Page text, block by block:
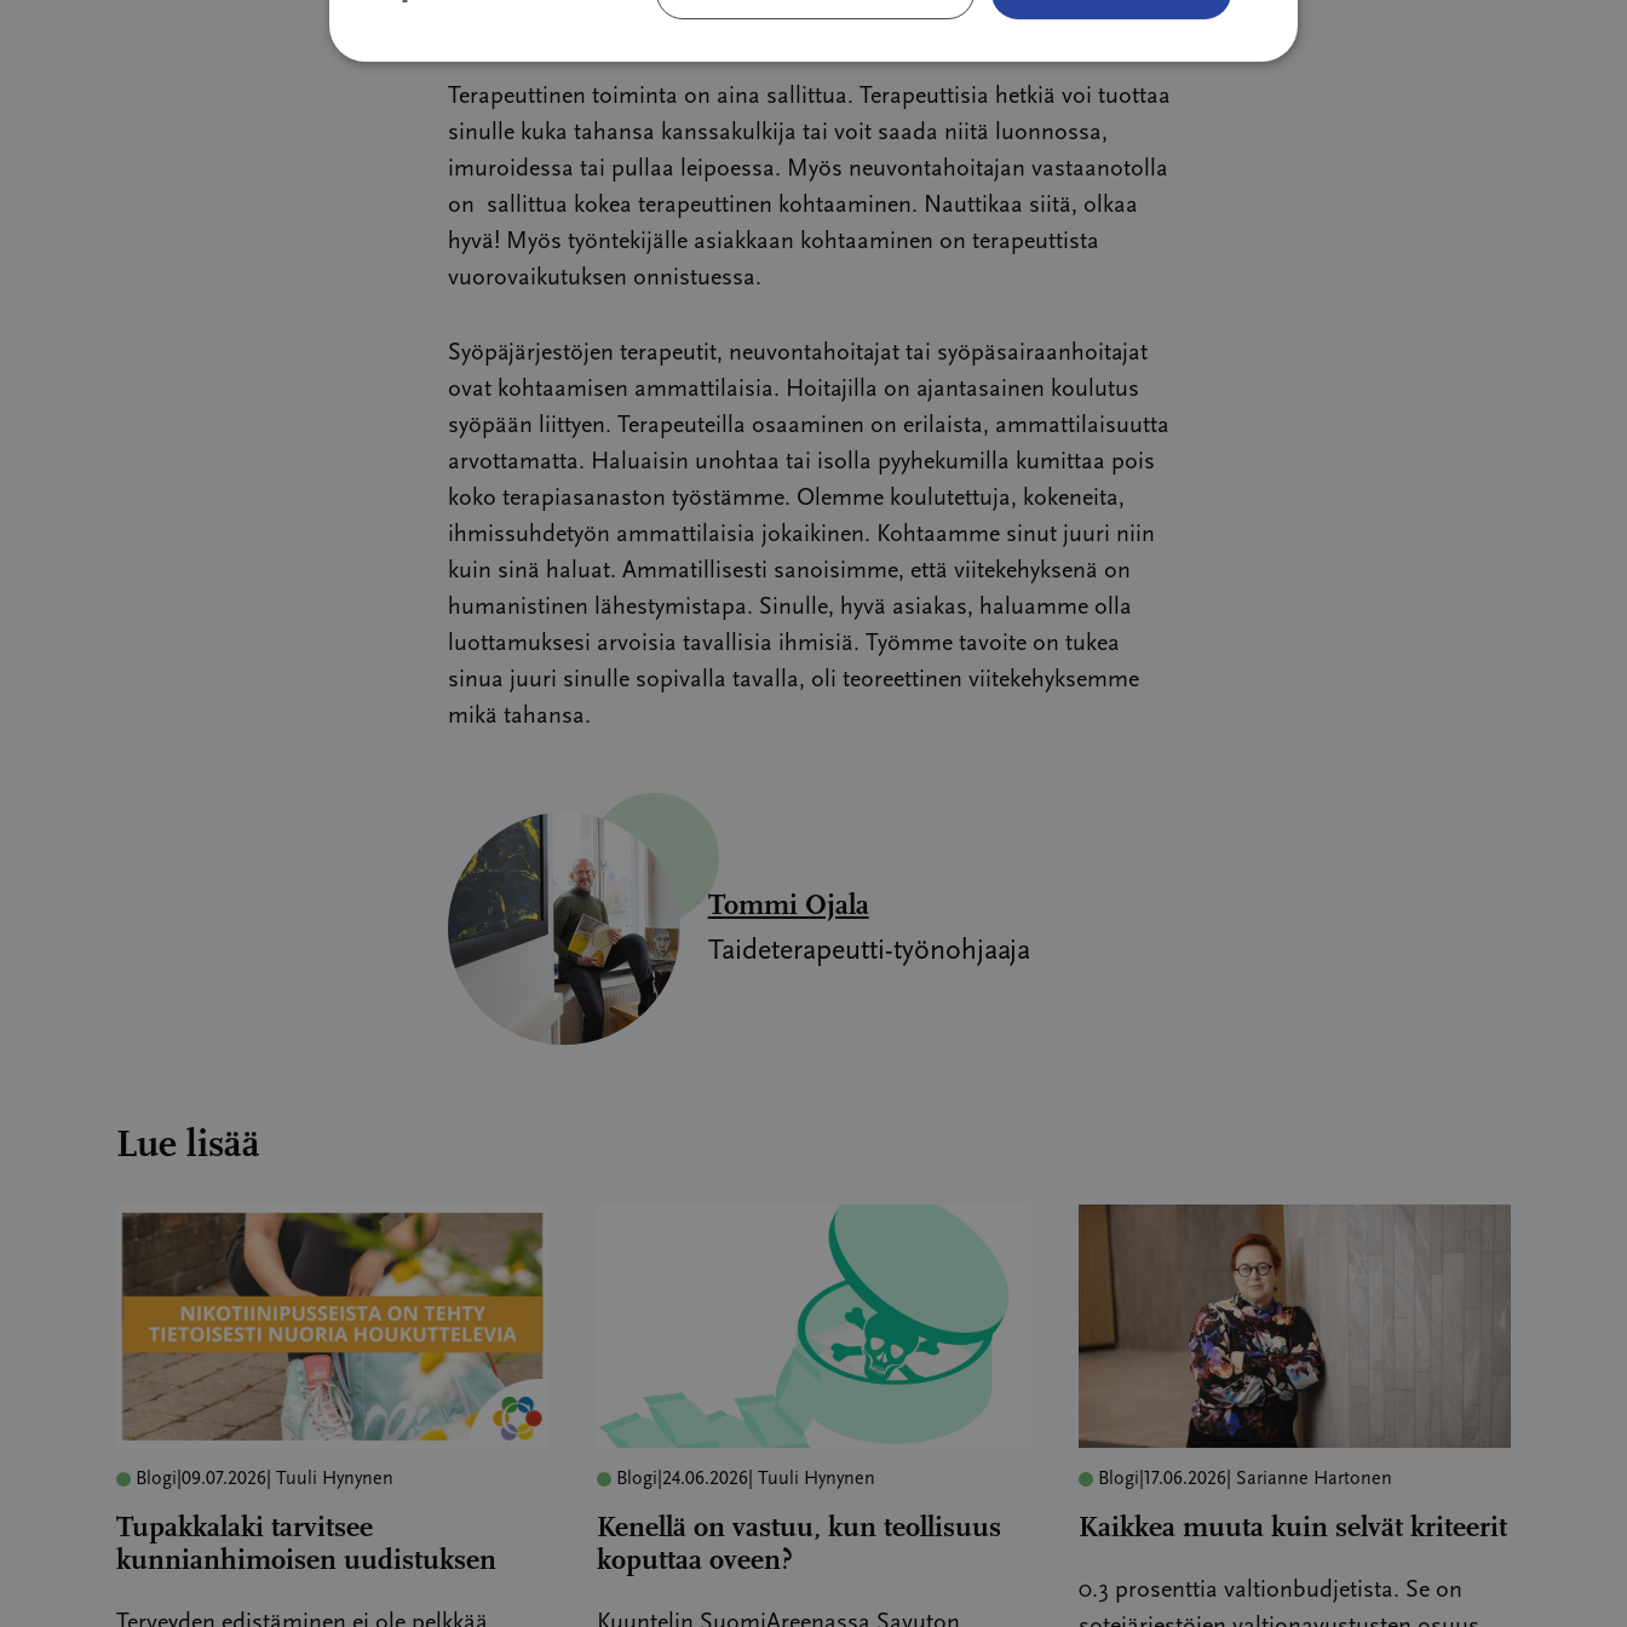
riisu sinua alasti tai analysoi sinua sarjamurhaajaksi.
Terapeuttinen toiminta on aina sallittua. Terapeuttisia hetkiä voi tuottaa
sinulle kuka tahansa kanssakulkija tai voit saada niitä luonnossa,
imuroidessa tai pullaa leipoessa. Myös neuvontahoitajan vastaanotolla
on sallittua kokea terapeuttinen kohtaaminen. Nauttikaa siitä, olkaa
hyvä! Myös työntekijälle asiakkaan kohtaaminen on terapeuttista
vuorovaikutuksen onnistuessa.
Syöpäjärjestöjen terapeutit, neuvontahoitajat tai syöpäsairaanhoitajat
ovat kohtaamisen ammattilaisia. Hoitajilla on ajantasainen koulutus
syöpään liittyen. Terapeuteilla osaaminen on erilaista, ammattilaisuutta
arvottamatta. Haluaisin unohtaa tai isolla pyyhekumilla kumittaa pois
koko terapiasanaston työstämme. Olemme koulutettuja, kokeneita,
ihmissuhdetyön ammattilaisia jokaikinen. Kohtaamme sinut juuri niin
kuin sinä haluat. Ammatillisesti sanoisimme, että viitekehyksenä on
humanistinen lähestymistapa. Sinulle, hyvä asiakas, haluamme olla
luottamuksesi arvoisia tavallisia ihmisiä. Työmme tavoite on tukea
sinua juuri sinulle sopivalla tavalla, oli teoreettinen viitekehyksemme
mikä tahansa.
Tommi Ojala
Taideterapeutti-työnohjaaja
Lue lisää
Blogi 09.07.2026 | Tuuli Hynynen
Tupakkalaki tarvitsee
kunnianhimoisen uudistuksen
Blogi 24.06.2026 | Tuuli Hynynen
Kenellä on vastuu, kun teollisuus
koputtaa oveen?
Blogi 17.06.2026 | Sarianne Hartonen
Kaikkea muuta kuin selvät kriteerit
0.3 prosenttia valtionbudjetista. Se on